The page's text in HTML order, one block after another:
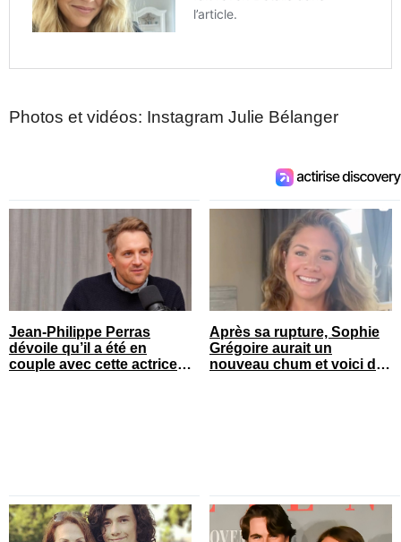
Photos et vidéos: Instagram Julie Bélanger
Jean-Philippe Perras
dévoile qu’il a été en
couple avec cette actrice
Après sa rupture, Sophie
Grégoire aurait un
nouveau chum et voici de